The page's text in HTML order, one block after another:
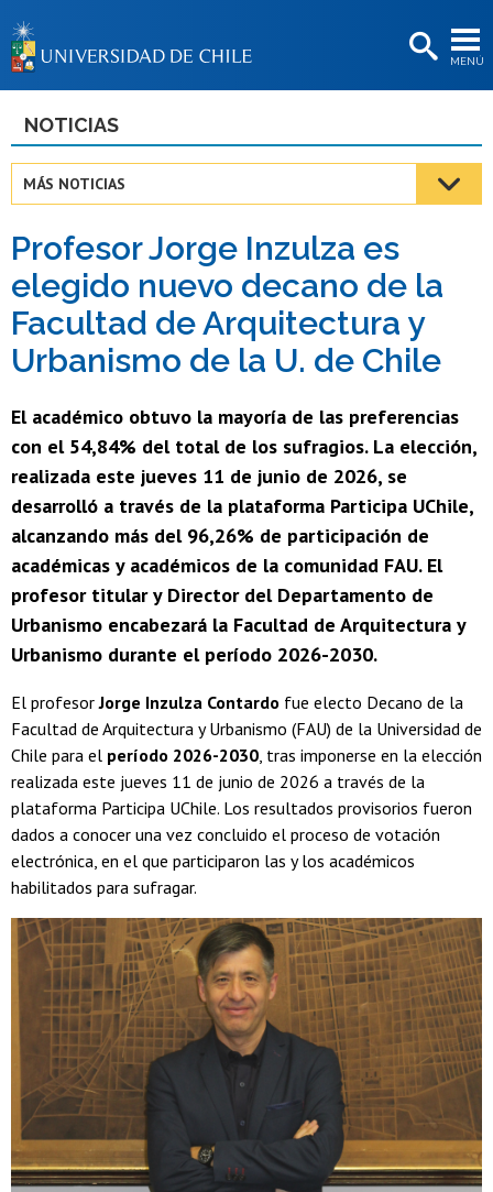
MENÚ
BIBLIOTECAS
Estudiantes
Académicas/os
Funcionarias/os
Egresadas/os
NOTICIAS
MÁS NOTICIAS
Profesor Jorge Inzulza es
elegido nuevo decano de la
Facultad de Arquitectura y
Urbanismo de la U. de Chile
El académico obtuvo la mayoría de las preferencias
con el 54,84% del total de los sufragios. La elección,
realizada este jueves 11 de junio de 2026, se
desarrolló a través de la plataforma Participa UChile,
alcanzando más del 96,26% de participación de
académicas y académicos de la comunidad FAU. El
profesor titular y Director del Departamento de
Urbanismo encabezará la Facultad de Arquitectura y
Urbanismo durante el período 2026-2030.
El profesorJorge Inzulza Contardo fue electo Decano de la
Facultad de Arquitectura y Urbanismo (FAU) de la Universidad de
Chile para el período 2026-2030, tras imponerse en la elección
realizada este jueves 11 de junio de 2026 a través de la
plataforma Participa UChile. Los resultados provisorios fueron
dados a conocer una vez concluido el proceso de votación
electrónica, en el que participaron las y los académicos
habilitados para sufragar.